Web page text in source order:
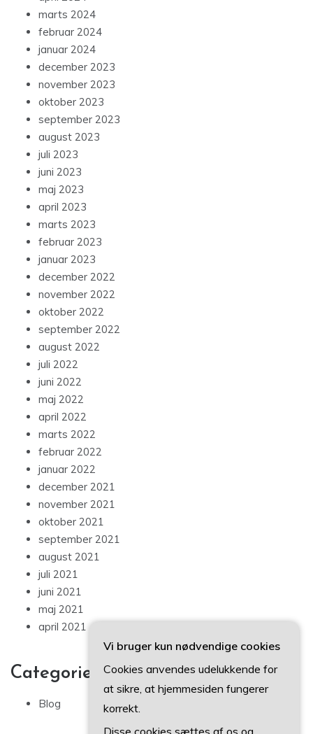
marts 2024
februar 2024
januar 2024
december 2023
november 2023
oktober 2023
september 2023
august 2023
juli 2023
juni 2023
maj 2023
april 2023
marts 2023
februar 2023
januar 2023
december 2022
november 2022
oktober 2022
september 2022
august 2022
juli 2022
juni 2022
maj 2022
april 2022
marts 2022
februar 2022
januar 2022
december 2021
november 2021
oktober 2021
september 2021
august 2021
juli 2021
juni 2021
maj 2021
april 2021
Categories
Blog
Vi bruger kun nødvendige cookies
Cookies anvendes udelukkende for
at sikre, at hjemmesiden fungerer
korrekt.
Disse cookies sættes af os og